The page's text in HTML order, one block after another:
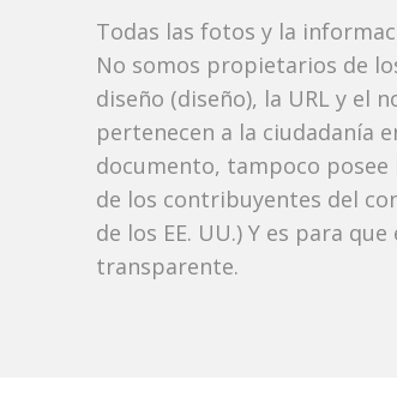
Todas las fotos y la
No somos propietarios de
diseño (diseño), la URL y el
pertenecen a la ciudadanía
documento, tampoco posee
de los contribuyentes del
de los EE. UU.) Y es para
transparente.